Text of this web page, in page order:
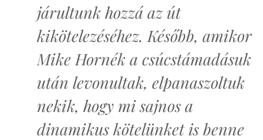
járultunk hozzá az út
kikötelezéséhez. Később, amikor
Mike Hornék a csúcstámadásuk
után levonultak, elpanaszoltuk
nekik, hogy mi sajnos a
dinamikus kötelünket is benne